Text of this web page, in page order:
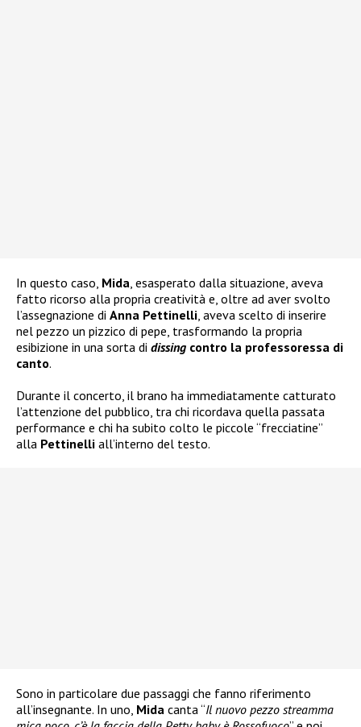
In questo caso, Mida , esasperato dalla situazione, aveva
fatto ricorso alla propria creatività e, oltre ad aver svolto
l’assegnazione di Anna Pettinelli , aveva scelto di inserire
nel pezzo un pizzico di pepe, trasformando la propria
esibizione in una sorta di dissing contro la professoressa di
canto.
Durante il concerto, il brano ha immediatamente catturato
l’attenzione del pubblico, tra chi ricordava quella passata
performance e chi ha subito colto le piccole “frecciatine”
alla Pettinelli all’interno del testo.
Sono in particolare due passaggi che fanno riferimento
all’insegnante. In uno, Mida canta “Il nuovo pezzo streamma